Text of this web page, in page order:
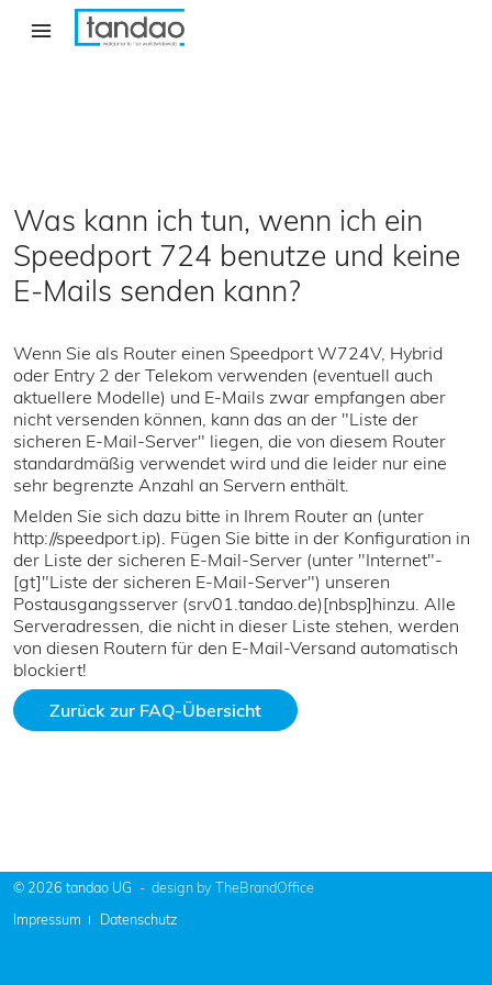
Navigation
überspringen
Menü
Was kann ich tun, wenn ich ein
Speedport 724 benutze und keine
E-Mails senden kann?
Wenn Sie als Router einen Speedport W724V, Hybrid
oder Entry 2 der Telekom verwenden (eventuell auch
aktuellere Modelle) und E-Mails zwar empfangen aber
nicht versenden können, kann das an der "Liste der
sicheren E-Mail-Server" liegen, die von diesem Router
standardmäßig verwendet wird und die leider nur eine
sehr begrenzte Anzahl an Servern enthält.
Melden Sie sich dazu bitte in Ihrem Router an (unter
http://speedport.ip). Fügen Sie bitte in der Konfiguration in
der Liste der sicheren E-Mail-Server (unter "Internet"-
[gt]"Liste der sicheren E-Mail-Server") unseren
Postausgangsserver (srv01.tandao.de)[nbsp]hinzu. Alle
Serveradressen, die nicht in dieser Liste stehen, werden
von diesen Routern für den E-Mail-Versand automatisch
blockiert!
Zurück zur FAQ-Übersicht
© 2026 tandao UG
design by TheBrandOffice
Navigation
Impressum Datenschutz